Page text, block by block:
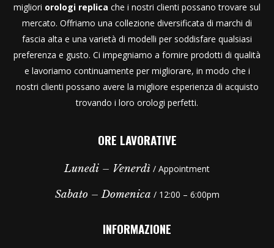
migliori orologi replica che i nostri clienti possano trovare sul
mercato. Offriamo una collezione diversificata di marchi di
fascia alta e una varietà di modelli per soddisfare qualsiasi
preferenza e gusto. Ci impegniamo a fornire prodotti di qualità
e lavoriamo continuamente per migliorare, in modo che i
nostri clienti possano avere la migliore esperienza di acquisto
trovando i loro orologi perfetti.
ORE LAVORATIVE
Lunedi – Venerdì / Appointment
Sabato – Domenica / 12:00 – 6:00pm
INFORMAZIONE